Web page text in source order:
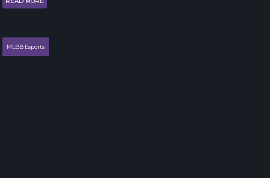
MLBB Esports